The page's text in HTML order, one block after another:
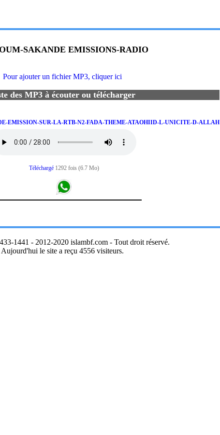
SAKANDE EMISSIONS-RADIO
Pour ajouter un fichier MP3, cliquer ici
des MP3 à écouter ou télécharger
EMISSION-SUR-LA-RTB-N2-FADA-THEME-ATAOHIID-L-UNICITE-D-ALLAH
Téléchargé 1292 fois (6.7 Mo)
1441 - 2012-2020 islambf.com - Tout droit réservé.
Aujourd'hui le site a reçu 4556 visiteurs.